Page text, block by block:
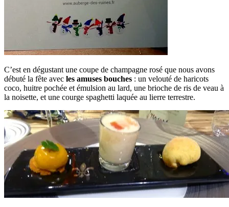
C’est en dégustant une coupe de champagne rosé que nous avons
débuté la fête avec les amuses bouches : un velouté de haricots
coco, huitre pochée et émulsion au lard, une brioche de ris de veau à
la noisette, et une courge spaghetti laquée au lierre terrestre.